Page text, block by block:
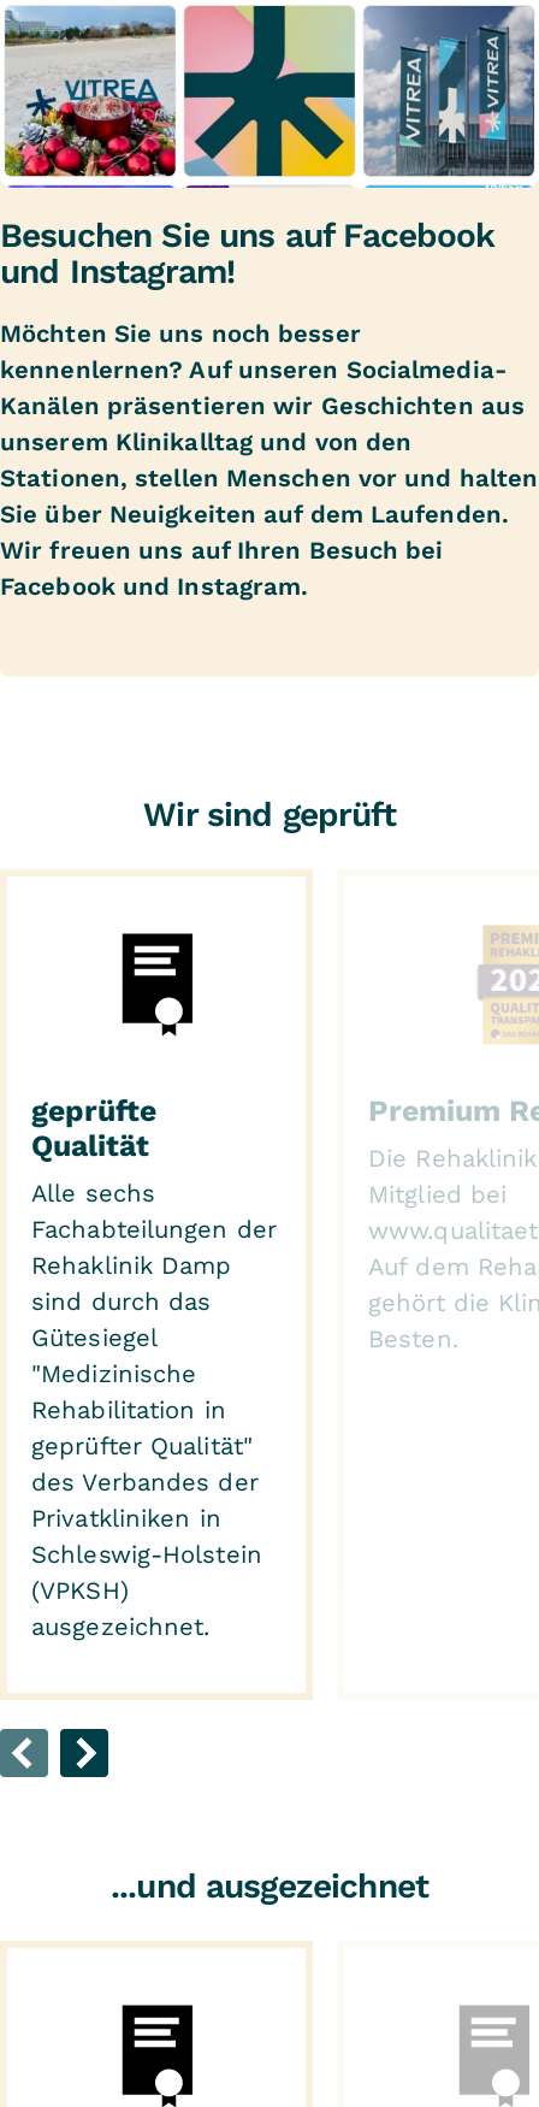
Besuchen Sie uns auf Facebook
und Instagram!
Möchten Sie uns noch besser
kennenlernen? Auf unseren Socialmedia-
Kanälen präsentieren wir Geschichten aus
unserem Klinikalltag und von den
Stationen, stellen Menschen vor und halten
Sie über Neuigkeiten auf dem Laufenden.
Wir freuen uns auf Ihren Besuch bei
Facebookund Instagram.
Wir sind geprüft
geprüfte
Qualität
Alle sechs
Fachabteilungen der
Rehaklinik Damp
sind durch das
Gütesiegel
"Medizinische
Rehabilitation in
geprüfter Qualität"
des Verbandes der
Privatkliniken in
Schleswig-Holstein
(VPKSH)
ausgezeichnet.
Premium
Die
Mitglied bei
Auf dem
gehört die
Besten.
...und ausgezeichnet